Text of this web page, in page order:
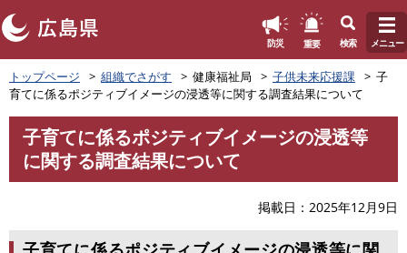
ペ
ー
ジ
の
で
防災 重要 検索 メニュー
トップページ 組織でさがす 健康福祉局 子供未来応援課
子
育てに係るポジティブイメージの浸透等に関する調査結果について
子育てに係るポジティブイメージの浸透等
に関する調査結果について
掲載日 2025年12月9日